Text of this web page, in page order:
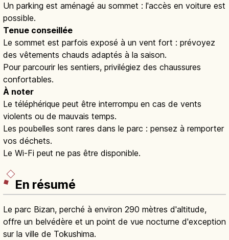
Un parking est aménagé au sommet : l'accès en voiture est
possible.
Tenue conseillée
Le sommet est parfois exposé à un vent fort : prévoyez
des vêtements chauds adaptés à la saison.
Pour parcourir les sentiers, privilégiez des chaussures
confortables.
À noter
Le téléphérique peut être interrompu en cas de vents
violents ou de mauvais temps.
Les poubelles sont rares dans le parc : pensez à remporter
vos déchets.
Le Wi-Fi peut ne pas être disponible.
En résumé
Le parc Bizan, perché à environ 290 mètres d'altitude,
offre un belvédère et un point de vue nocturne d'exception
sur la ville de Tokushima.